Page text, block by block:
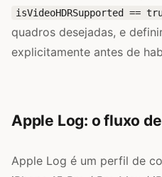
isVideoHDRSupported ==
quadros desejadas, e
explicitamente antes de
Apple Log: o fluxo
Apple Log é um perfil de